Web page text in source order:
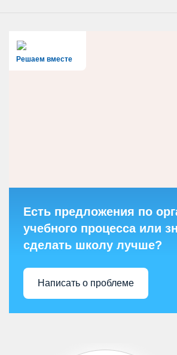
Решаем вместе
Есть предложения по
учебного процесса или
сделать школу лучше?
Написать о проблеме